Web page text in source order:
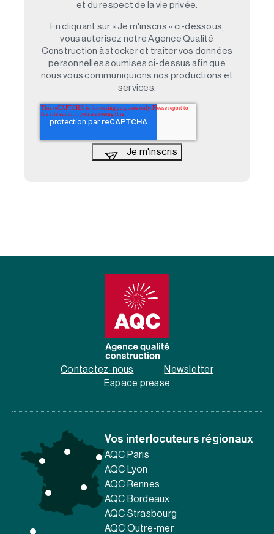
et du respect de la vie privée.
En cliquant sur « Je m'inscris » ci-dessous,
vous autorisez notre Agence Qualité
Construction à stocker et traiter vos données
personnelles soumises ci-dessus afin que
nous vous communiquions nos productions et
services.
Contactez-nous
Newsletter
Espace presse
Vos interlocuteurs régionaux
AQC Paris
AQC Lyon
AQC Rennes
AQC Bordeaux
AQC Strasbourg
AQC Outre-mer